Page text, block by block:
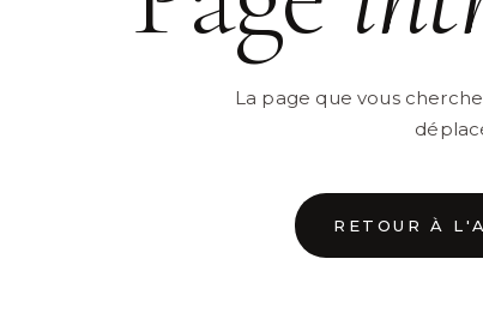
La page que vous
RETOUR À